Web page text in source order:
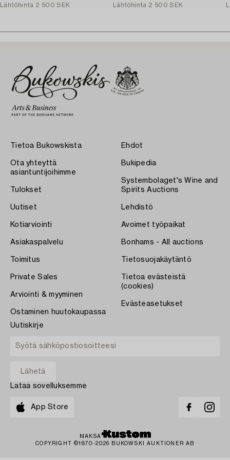
Lähtöhinta 2 500 SEK
Lähtöhinta 2 500 SEK
Tietoa Bukowskista
Ota yhteyttä
asiantuntijoihimme
Tulokset
Uutiset
Kotiarviointi
Asiakaspalvelu
Toimitus
Private Sales
Arviointi & myyminen
Ostaminen huutokaupassa
Ehdot
Bukipedia
Systembolaget's Wine and
Spirits Auctions
Lehdistö
Avoimet työpaikat
Bonhams - All auctions
Tietosuojakäytäntö
Tietoa evästeistä
(cookies)
Evästeasetukset
Uutiskirje
Lataa sovelluksemme
App Store
MAKSA
COPYRIGHT ©1870-2026 BUKOWSKI AUKTIONER AB